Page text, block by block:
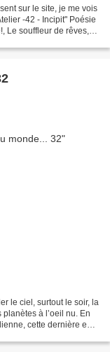
sur le site, je me vois
-42 - Incipit" Poésie
Le souffleur de rêves,
le ciel, surtout le soir, la
à l’oeil nu. En
cette dernière est